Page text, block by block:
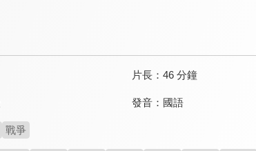
片長： 46 分鐘
發音： 國語
戰爭